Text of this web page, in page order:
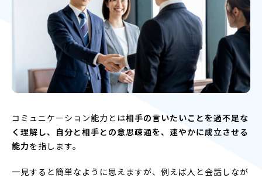
コミュニケーション能力とは相手の言いたいことを過不足な
く理解し、自分と相手との意思疎通を、速やかに成立させる
能力を指します。
一見すると簡単なように思えますが、例えば人と会話しなが